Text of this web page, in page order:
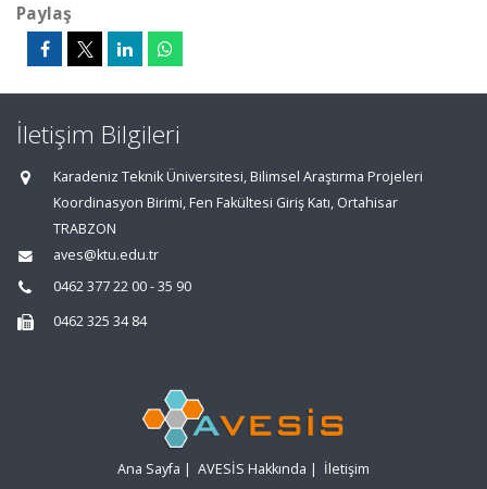
Paylaş
İletişim Bilgileri
Karadeniz Teknik Üniversitesi, Bilimsel Araştırma Projeleri
Koordinasyon Birimi, Fen Fakültesi Giriş Katı, Ortahisar
TRABZON
aves@ktu.edu.tr
0462 377 22 00 - 35 90
0462 325 34 84
Ana Sayfa | AVESİS Hakkında | İletişim